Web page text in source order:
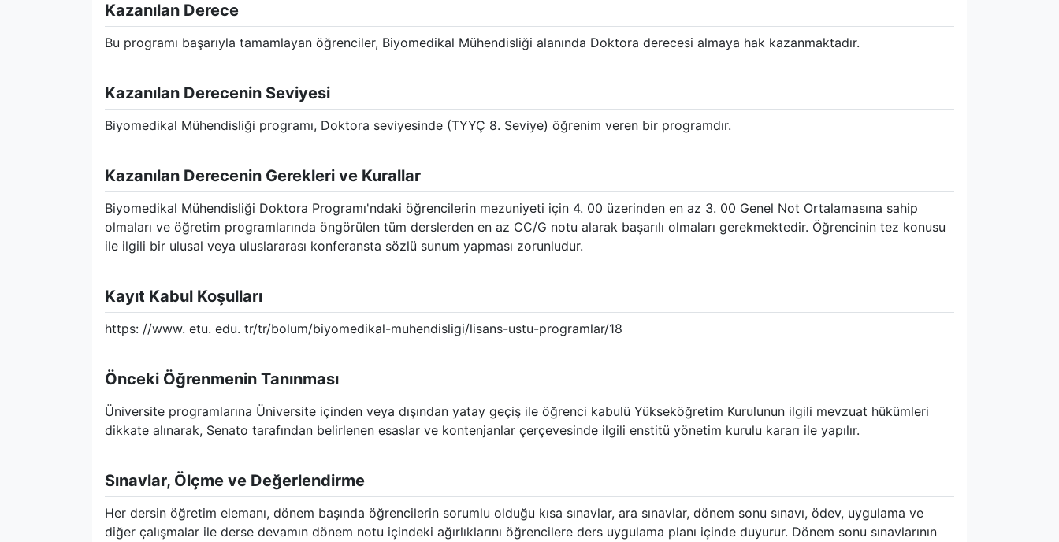
Kazanılan Derece
Bu programı başarıyla tamamlayan öğrenciler, Biyomedikal Mühendisliği alanında Doktora derecesi almaya hak kazanmaktadır.
Kazanılan Derecenin Seviyesi
Biyomedikal Mühendisliği programı, Doktora seviyesinde (TYYÇ 8. Seviye) öğrenim veren bir programdır.
Kazanılan Derecenin Gerekleri ve Kurallar
Biyomedikal Mühendisliği Doktora Programı'ndaki öğrencilerin mezuniyeti için 4. 00 üzerinden en az 3. 00 Genel Not Ortalamasına sahip
olmaları ve öğretim programlarında öngörülen tüm derslerden en az CC/G notu alarak başarılı olmaları gerekmektedir. Öğrencinin tez konusu
ile ilgili bir ulusal veya uluslararası konferansta sözlü sunum yapması zorunludur.
Kayıt Kabul Koşulları
https: //www. etu. edu. tr/tr/bolum/biyomedikal-muhendisligi/lisans-ustu-programlar/18
Önceki Öğrenmenin Tanınması
Üniversite programlarına Üniversite içinden veya dışından yatay geçiş ile öğrenci kabulü Yükseköğretim Kurulunun ilgili mevzuat hükümleri
dikkate alınarak, Senato tarafından belirlenen esaslar ve kontenjanlar çerçevesinde ilgili enstitü yönetim kurulu kararı ile yapılır.
Sınavlar, Ölçme ve Değerlendirme
Her dersin öğretim elemanı, dönem başında öğrencilerin sorumlu olduğu kısa sınavlar, ara sınavlar, dönem sonu sınavı, ödev, uygulama ve
diğer çalışmalar ile derse devamın dönem notu içindeki ağırlıklarını öğrencilere ders uygulama planı içinde duyurur. Dönem sonu sınavlarının